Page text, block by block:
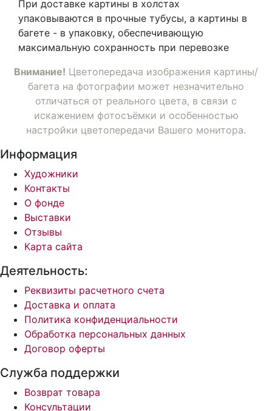
При доставке картины в холстах
упаковываются в прочные тубусы, а картины в
багете - в упаковку, обеспечивающую
максимальную сохранность при перевозке
Внимание! Цветопередача изображения картины/
багета на фотографии может незначительно
отличаться от реального цвета, в связи с
искажением фотосъёмки и особенностью
настройки цветопередачи Вашего монитора.
Информация
Художники
Контакты
О фонде
Выставки
Отзывы
Карта сайта
Деятельность:
Реквизиты расчетного счета
Доставка и оплата
Политика конфиденциальности
Обработка персональных данных
Договор оферты
Служба поддержки
Возврат товара
Консультации